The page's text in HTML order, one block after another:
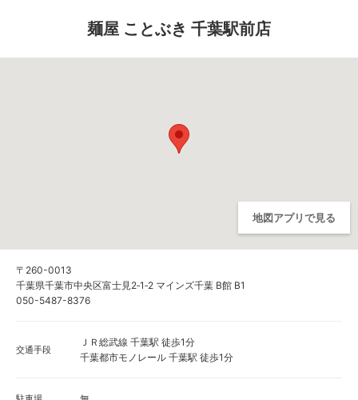
麺屋 ことぶき 千葉駅前店
地図アプリで見る
〒260-0013
千葉県千葉市中央区富士見2‐1‐2 マインズ千葉 B館 B1
050-5487-8376
交通手段
ＪＲ総武線 千葉駅 徒歩1分
千葉都市モノレール 千葉駅 徒歩1分